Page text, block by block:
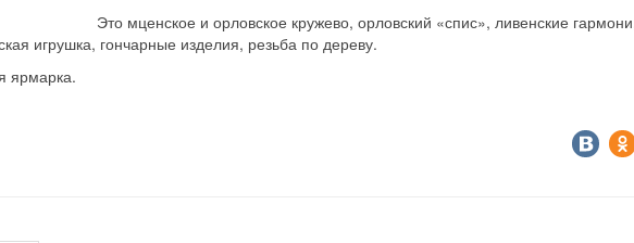
Это мценское и орловское кружево, орловский «спис», ливенские
игрушка, гончарные изделия, резьба по дереву.
ярмарка.